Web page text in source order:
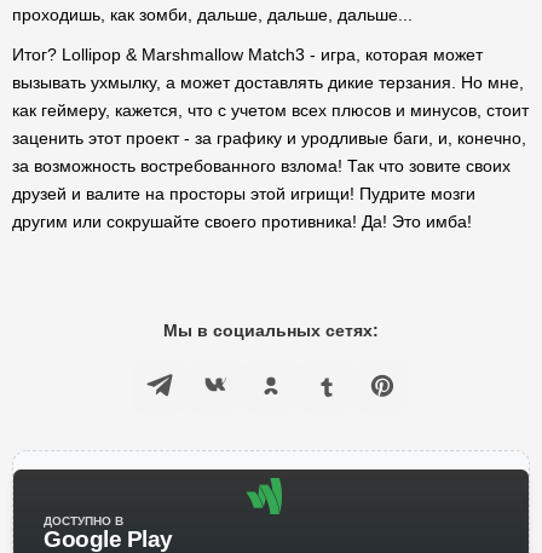
проходишь, как зомби, дальше, дальше, дальше...
Итог? Lollipop & Marshmallow Match3 - игра, которая может
вызывать ухмылку, а может доставлять дикие терзания. Но мне,
как геймеру, кажется, что с учетом всех плюсов и минусов, стоит
заценить этот проект - за графику и уродливые баги, и, конечно,
за возможность востребованного взлома! Так что зовите своих
друзей и валите на просторы этой игрищи! Пудрите мозги
другим или сокрушайте своего противника! Да! Это имба!
Мы в социальных сетях:
ДОСТУПНО В
Google Play